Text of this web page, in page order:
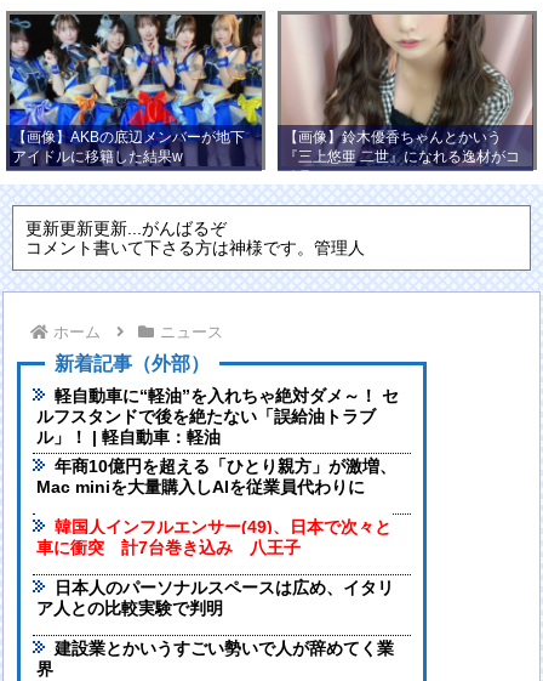
【画像】AKBの底辺メンバーが地下
アイドルに移籍した結果w
【画像】鈴木優香ちゃんとかいう
『三上悠亜 二世』になれる逸材がコ
チラ
更新更新更新...がんばるぞ
コメント書いて下さる方は神様です。管理人
ホーム ニュース
新着記事（外部）
軽自動車に“軽油”を入れちゃ絶対ダメ～！ セ
ルフスタンドで後を絶たない「誤給油トラブ
ル」！ | 軽自動車：軽油
年商10億円を超える「ひとり親方」が激増、
Mac miniを大量購入しAIを従業員代わりに
韓国人インフルエンサー(49)、日本で次々と
車に衝突 計7台巻き込み 八王子
日本人のパーソナルスペースは広め、イタリ
ア人との比較実験で判明
建設業とかいうすごい勢いで人が辞めてく業
界